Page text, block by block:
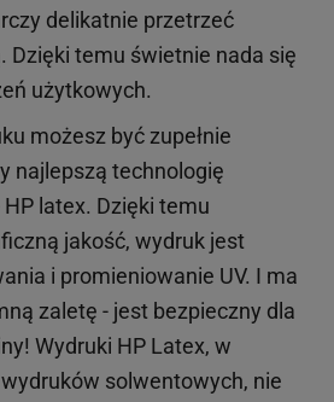
delikatnie przetrzeć
Dzięki temu świetnie nada się
użytkowych.
możesz być zupełnie
najlepszą technologię
latex. Dzięki temu
jakość, wydruk jest
i promieniowanie UV. I ma
zaletę - jest bezpieczny dla
Wydruki HP Latex, w
solwentowych, nie